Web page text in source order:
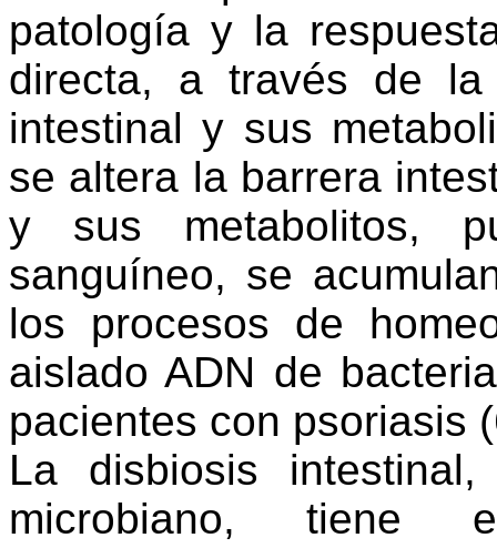
patología y la
directa, a través de la
intestinal y sus
se altera la barrera
y sus metabolitos,
sanguíneo, se
los procesos de
aislado ADN de
pacientes con psoriasis (
La disbiosis
microbiano, tiene